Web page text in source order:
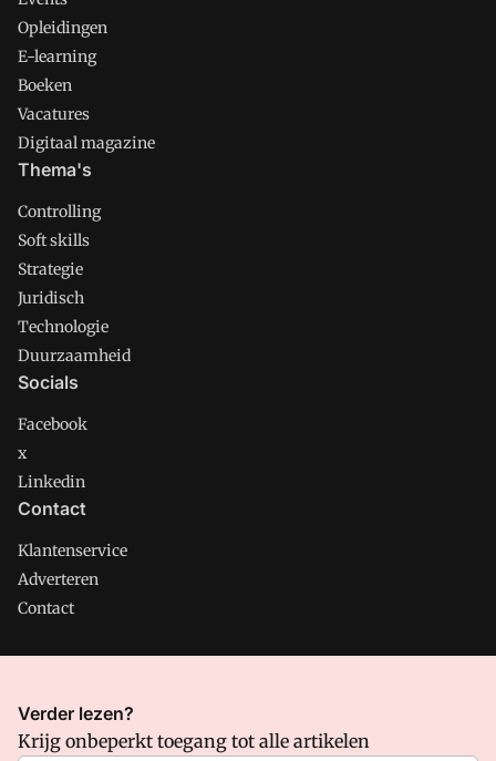
Opleidingen
E-learning
Boeken
Vacatures
Digitaal magazine
Thema's
Controlling
Soft skills
Strategie
Juridisch
Technologie
Duurzaamheid
Socials
Facebook
x
Linkedin
Contact
Klantenservice
Adverteren
Contact
CMweb is onderdeel van VMN media. Lees in
waar VMN media voor staat. Op gebruik van deze site zijn de
Verder lezen?
Krijg onbeperkt toegang tot alle artikelen